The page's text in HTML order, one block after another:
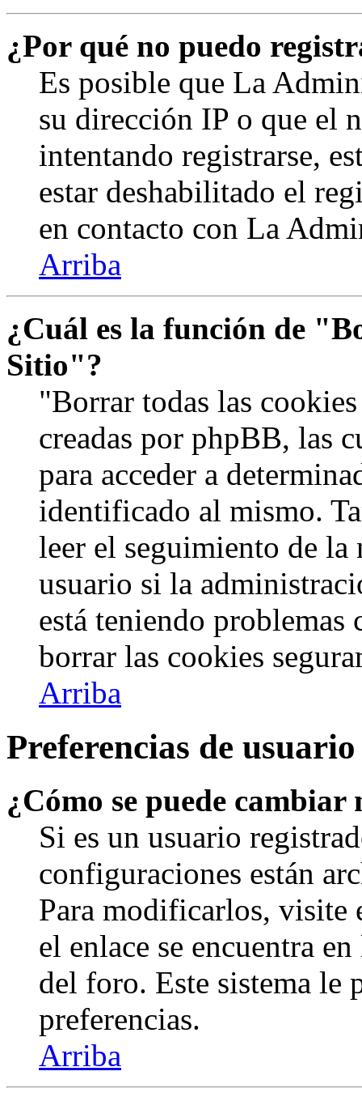
¿Por qué no puedo
Es posible que La
su dirección IP o que el
intentando registrarse,
estar deshabilitado el
en contacto con La
Arriba
¿Cuál es la función de
Sitio"?
"Borrar todas las
creadas por phpBB, las
para acceder a
identificado al mismo.
leer el seguimiento de
usuario si la
está teniendo
borrar las cookies
Arriba
Preferencias de
¿Cómo se puede
Si es un usuario
configuraciones están
Para modificarlos, visite
el enlace se encuentra
del foro. Este sistema le
preferencias.
Arriba